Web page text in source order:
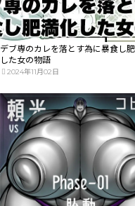
デブ専のカレを落とす為に暴食し
した女の物語
2024年11月02日